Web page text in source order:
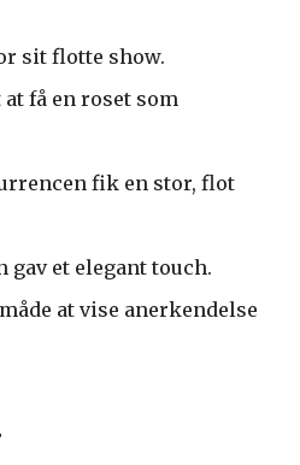
sit flotte show.
få en roset som
fik en stor, flot
gav et elegant touch.
at vise anerkendelse